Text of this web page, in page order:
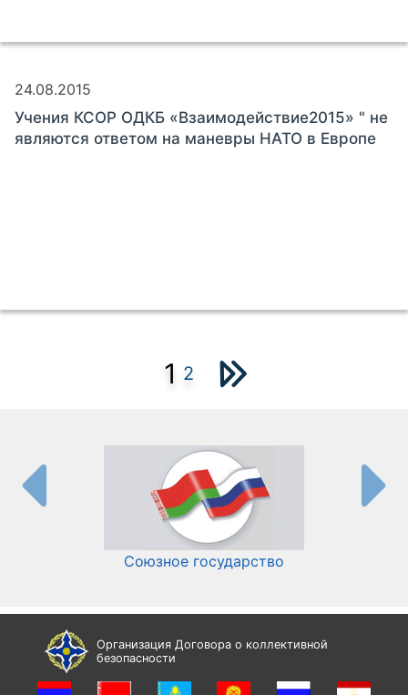
24.08.2015
Учения КСОР ОДКБ «Взаимодействие2015» " не
являются ответом на маневры НАТО в Европе
1 2
Союзное государство
Организация Договора о коллективной
безопасности